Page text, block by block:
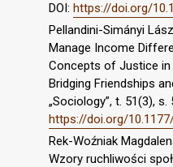
DOI: https://doi.org/
Pellandini-Simányi
Manage Income
Concepts of Justice
Bridging Friendships
„Sociology”, t. 51(3), s.
https://doi.org/
Rek-Woźniak
Wzory ruchliwości